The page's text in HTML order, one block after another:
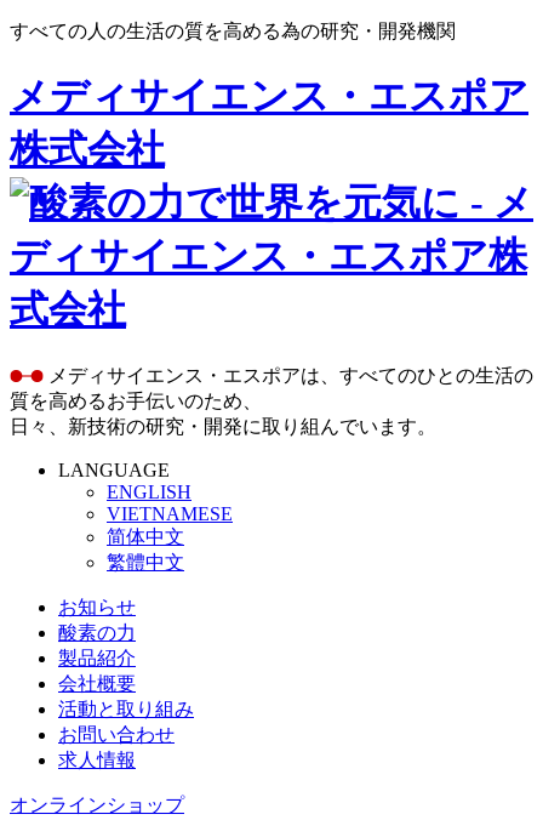
すべての人の生活の質を高める為の研究・開発機関
メディサイエンス・エスポア
株式会社
メディサイエンス・エスポアは、すべてのひとの生活の
質を高めるお手伝いのため、
日々、新技術の研究・開発に取り組んでいます。
LANGUAGE
ENGLISH
VIETNAMESE
简体中文
繁體中文
お知らせ
酸素の力
製品紹介
会社概要
活動と取り組み
お問い合わせ
求人情報
オンラインショップ